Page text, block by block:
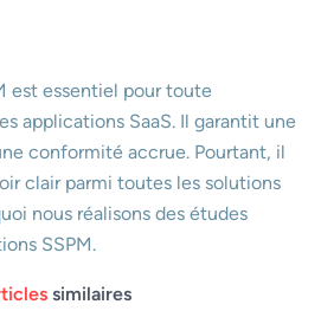
est essentiel pour toute
applications SaaS. Il garantit une
conformité accrue. Pourtant, il
clair parmi toutes les solutions
nous réalisons des études
SSPM.
similaires